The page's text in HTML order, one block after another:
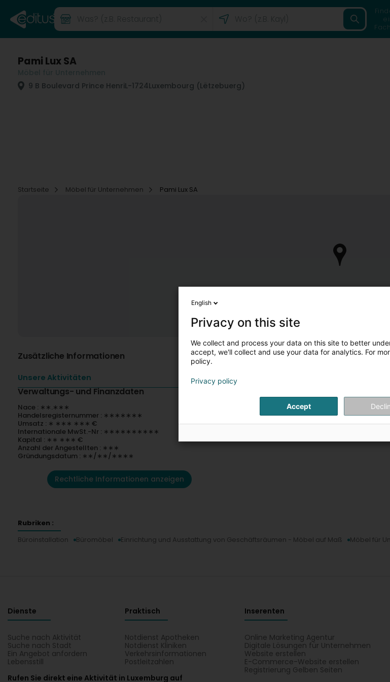
Pami Lux SA
9 B Boulevard Prince HenriL-1724Luxembourg (Lëtzebuerg)
Startseite
Möbel für Unternehmen Pami Lux SA
Zusätzliche Informationen
Unsere Aktivitäten
Verwaltungs- und Finanzdaten
Nace : ∗∗.∗∗∗
Handelsregisternummer : ∗∗∗∗∗∗∗
Umsatz : ∗ ∗∗∗ ∗∗∗ €
Internationale MwSt.-Nr : ∗∗∗∗∗∗∗∗∗∗
Kapital : ∗∗ ∗∗∗ €
Anzahl der Angestellten : ∗∗∗
Gründungsdatum : ∗∗/∗∗/∗∗∗∗
Rechtliche Informationen anzeigen
Rubriken :
Büroinstallation
Büromöbel Einrichtung und Ausstattung von Geschäftsräumen - Möbel auf Maß Möbel für
Dienste
Suche nach Aktivität
Suche nach Stadt
Ein Angebot anfordern
Lebensstill
Praktisch
Notdienst Apotheken
Notdienst Kliniken
Verkehrsinformationen
Postleitzahlen
Inserenten
Online Marketing Agentur
Digitale Lösungen für Unternehmen
Website erstellen
E-Commerce-Website erstellen
Registrierung Gelben Seiten
Rufen Sie direkt eine Aktivität in Luxemburg auf
English
Privacy on this site
We collect and process your data on this site to better
accept, we'll collect and use your data for analytics. For
policy.
Privacy policy
Accept